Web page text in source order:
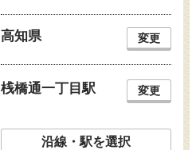
高知県 変更
桟橋通一丁目駅 変更
沿線・駅を選択